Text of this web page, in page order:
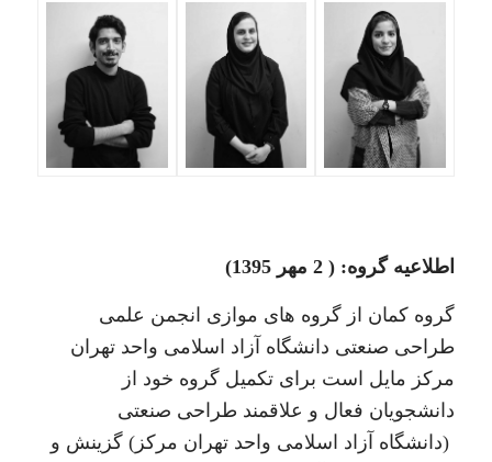
اطلاعیه گروه: ( 2 مهر 1395)
گروه کمان از گروه های موازی انجمن علمی
طراحی صنعتی دانشگاه آزاد اسلامی واحد تهران
مرکز مایل است برای تکمیل گروه خود از
دانشجویان فعال و علاقمند طراحی صنعتی
(دانشگاه آزاد اسلامی واحد تهران مرکز) گزینش و